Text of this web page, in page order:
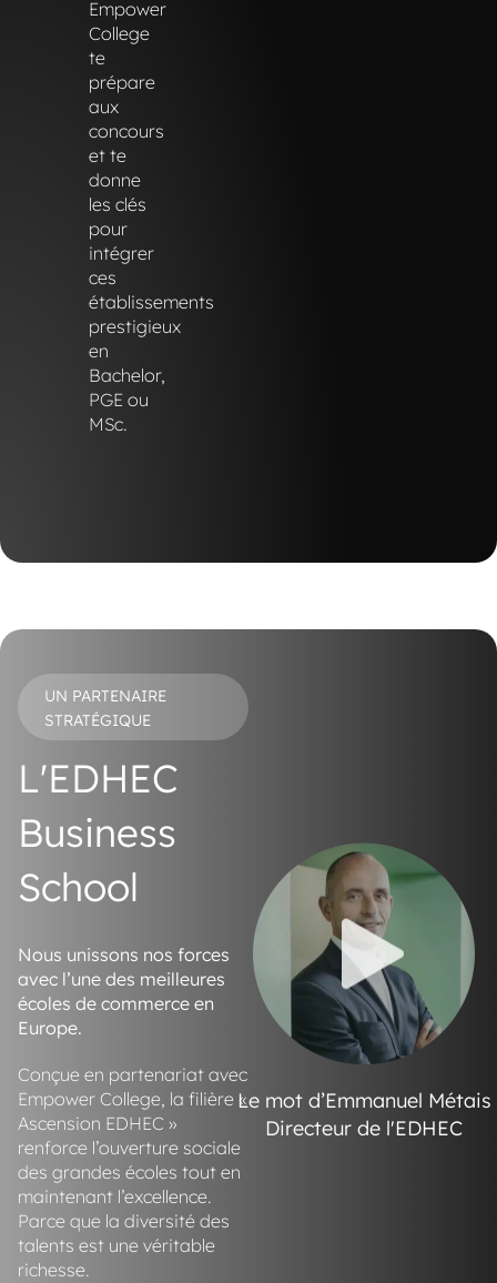
Empower
College
te
prépare
aux
concours
et te
donne
les clés
pour
intégrer
ces
établissements
prestigieux
en
Bachelor,
PGE ou
MSc.
UN PARTENAIRE
STRATÉGIQUE
L'EDHEC
Business
School
Nous unissons nos forces
avec l’une des meilleures
écoles de commerce en
Europe.
Conçue en partenariat avec
Empower College, la filière «
Ascension EDHEC »
renforce l’ouverture sociale
des grandes écoles tout en
maintenant l’excellence.
Parce que la diversité des
talents est une véritable
richesse.
Le mot d’Emmanuel Métais
Directeur de l'EDHEC